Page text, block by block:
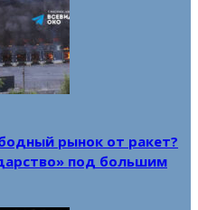
рынок от ракет?
под большим